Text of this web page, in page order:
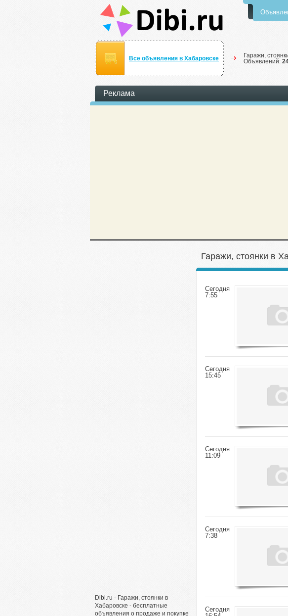
Все объявления в Хабаровске
Гаражи,
Объявлений:
Реклама
Dibi.ru - Гаражи, стоянки в
Хабаровске - бесплатные
объявления о продаже и покупке
Гаражи, стоянки в
Сегодня
7:55
Сегодня
15:45
Сегодня
11:09
Сегодня
7:38
Сегодня